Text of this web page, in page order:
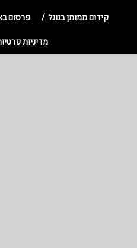
קידום ממומן בגוגל
פרסום
מדיניות